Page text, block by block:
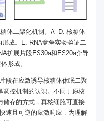
体二聚化机制。A–D. 核糖体
成。E. RNA竞争实验验证二
扩展片段ES30a和ES20a介导
形成。
段在应激诱导核糖体休眠二聚
调控机制的认识。不同于原核
储存的方式，真核细胞可直接
速且可逆的应激响应，为理解